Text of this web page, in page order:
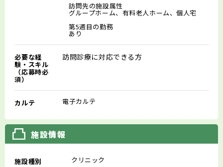
訪問先の施設属性
グループホーム、有料老人ホーム、個人宅
第5週目の勤務
あり
必要な経
験・スキル
（応募時必
須）
訪問診療に対応できる方
カルテ 電子カルテ
施設情報
施設種別 クリニック